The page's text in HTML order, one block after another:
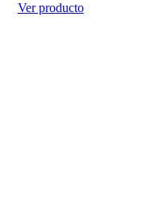
Ver producto